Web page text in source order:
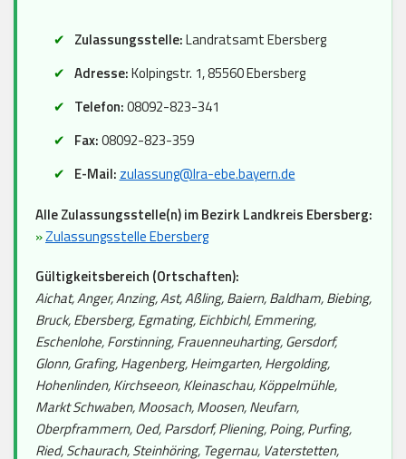
Zulassungsstelle:Landratsamt Ebersberg
Adresse:Kolpingstr. 1, 85560 Ebersberg
Telefon:08092-823-341
Fax:08092-823-359
E-Mail: zulassung@lra-ebe.bayern.de
Alle Zulassungsstelle(n) im Bezirk Landkreis Ebersberg:
»Zulassungsstelle Ebersberg
Gültigkeitsbereich (Ortschaften):
Aichat, Anger, Anzing, Ast, Aßling, Baiern, Baldham, Biebing,
Bruck, Ebersberg, Egmating, Eichbichl, Emmering,
Eschenlohe, Forstinning, Frauenneuharting, Gersdorf,
Glonn, Grafing, Hagenberg, Heimgarten, Hergolding,
Hohenlinden, Kirchseeon, Kleinaschau, Köppelmühle,
Markt Schwaben, Moosach, Moosen, Neufarn,
Oberpframmern, Oed, Parsdorf, Pliening, Poing, Purfing,
Ried, Schaurach, Steinhöring, Tegernau, Vaterstetten,